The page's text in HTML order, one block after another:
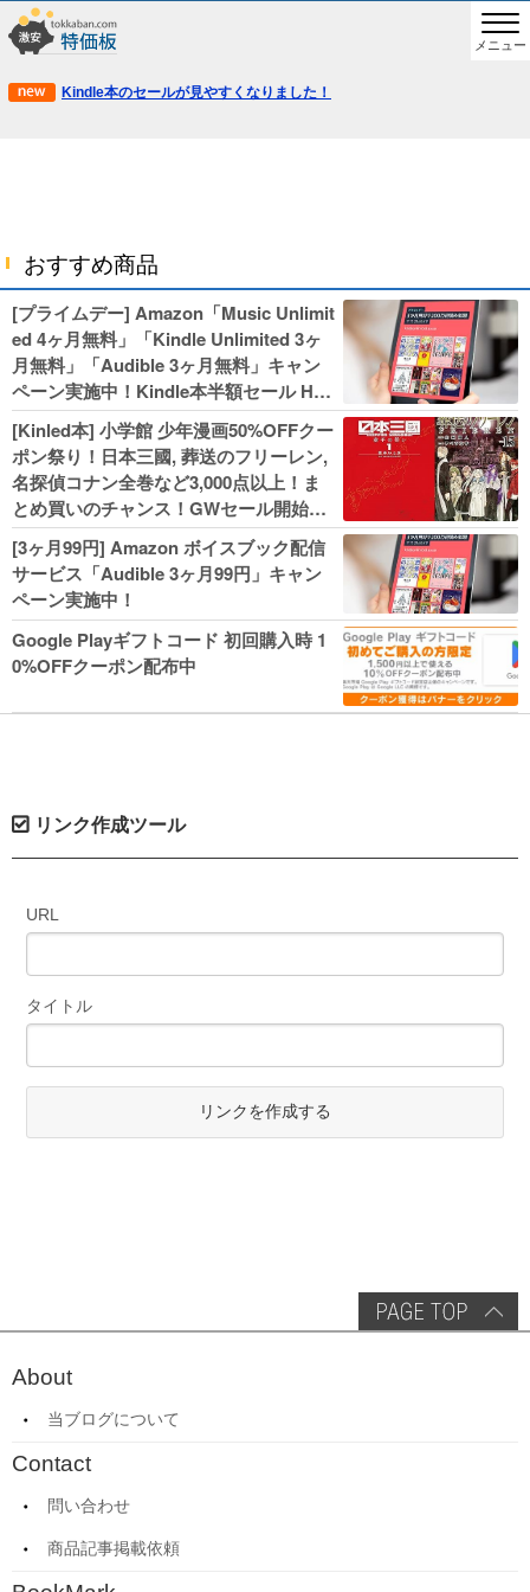
メニュー
Kindle本のセールが見やすくなりました！
おすすめ商品
[プライムデー] Amazon「Music Unlimit
ed 4ヶ月無料」「Kindle Unlimited 3ヶ
月無料」「Audible 3ヶ月無料」キャン
ペーン実施中！Kindle本半額セール HU
NTER×HUNTERなど集英社、無職転生,
幼女戦記などKADOKAWA、キャプテン
翼100円セールも！
[Kinled本] 小学館 少年漫画50%OFFクー
ポン祭り！日本三國, 葬送のフリーレン,
名探偵コナン全巻など3,000点以上！ま
とめ買いのチャンス！GWセール開始！
人気コミック多数 カドカワ祭やIT関連本
がセールに！
[3ヶ月99円] Amazon ボイスブック配信
サービス「Audible 3ヶ月99円」キャン
ペーン実施中！
Google Playギフトコード 初回購入時 1
0%OFFクーポン配布中
リンク作成ツール
URL
タイトル
リンクを作成する
About
当ブログについて
Contact
問い合わせ
商品記事掲載依頼